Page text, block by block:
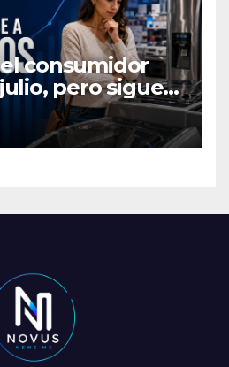
consumidor
pero sigue
2025: Banxico